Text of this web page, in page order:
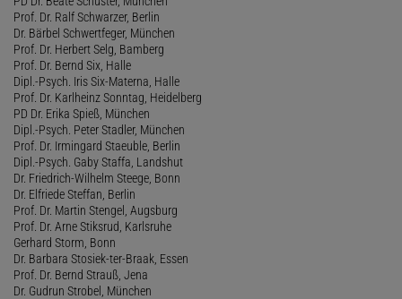
Prof. Dr. Ralf Schwarzer, Berlin
Dr. Bärbel Schwertfeger, München
Prof. Dr. Herbert Selg, Bamberg
Prof. Dr. Bernd Six, Halle
Dipl.-Psych. Iris Six-Materna, Halle
Prof. Dr. Karlheinz Sonntag, Heidelberg
PD Dr. Erika Spieß, München
Dipl.-Psych. Peter Stadler, München
Prof. Dr. Irmingard Staeuble, Berlin
Dipl.-Psych. Gaby Staffa, Landshut
Dr. Friedrich-Wilhelm Steege, Bonn
Dr. Elfriede Steffan, Berlin
Prof. Dr. Martin Stengel, Augsburg
Prof. Dr. Arne Stiksrud, Karlsruhe
Gerhard Storm, Bonn
Dr. Barbara Stosiek-ter-Braak, Essen
Prof. Dr. Bernd Strauß, Jena
Dr. Gudrun Strobel, München